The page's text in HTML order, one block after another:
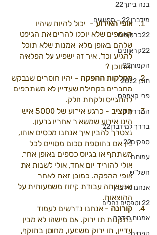
בנה ביתך22
מידברן 22 - מפגשים
22כרטיסים
22קראוונים
הקמות22
תוכן 2022
פרי קאמפס
המדריך ל
בדרך למידברן22
ספקים22
עמותה
חשל"ש
אנחנו מידברן
22 וטפסים נהלים
אמנות מידברן
טפסים
אופי האירוע -  יכול להיות שיהיו
קאמפים שלא יוכלו להרים את הגיפט
שלהם באופן מלא. אמנות שלא תוכל
להגיע וכד'. איך זה ישפיע על הפלאיה
והתוכן ?
מחלקות ההפקה - יהיו חוסרים שנבקש
מחברים בקהילה שעדיין לא משתתפים
להתגייס ולקחת חלק.
תקציב
- כרגע אירוע של 5000 איש
הינו אירוע שמשאיר אחריו גרעון.
נצטרך להבין איך אנחנו מכסים אותו,
בין אם בתוספת סכום מסויים לכל
משתתף או בגיוס כספים באופן אחר.
אולי להוריד יום אחד, אולי לשנות את
אופי ההפקה. כמובן זאת לאחר
שנעשתה עבודת קיזוז משמעותית על
ההוצאות.
קורונה - אנחנו נדרשים לעמוד
בתקנות תו ירוק. אם מישהו לא מבין
עדיין, תו ירוק משמעו, מחוסן בתוקף,